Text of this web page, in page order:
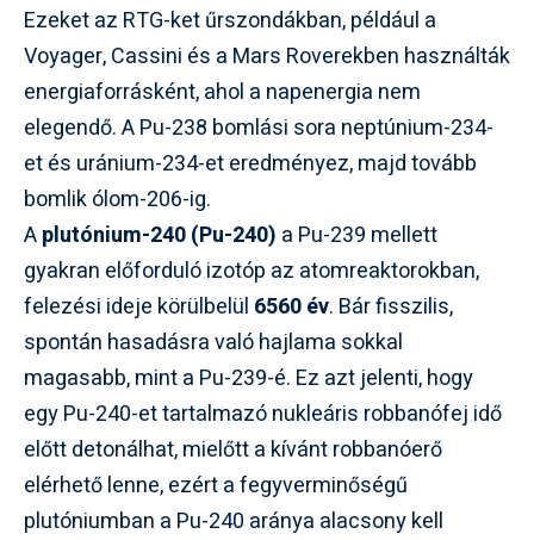
Ezeket az RTG-ket űrszondákban, például a
Voyager, Cassini és a Mars Roverekben használták
energiaforrásként, ahol a napenergia nem
elegendő. A Pu-238 bomlási sora neptúnium-234-
et és uránium-234-et eredményez, majd tovább
bomlik ólom-206-ig.
Aplutónium-240 (Pu-240) a Pu-239 mellett
gyakran előforduló izotóp az atomreaktorokban,
felezési ideje körülbelül 6560 év. Bár fisszilis,
spontán hasadásra való hajlama sokkal
magasabb, mint a Pu-239-é. Ez azt jelenti, hogy
egy Pu-240-et tartalmazó nukleáris robbanófej idő
előtt detonálhat, mielőtt a kívánt robbanóerő
elérhető lenne, ezért a fegyverminőségű
plutóniumban a Pu-240 aránya alacsony kell